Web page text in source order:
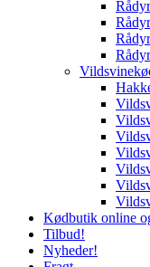
Kødbutik online
Tilbud!
Nyheder!